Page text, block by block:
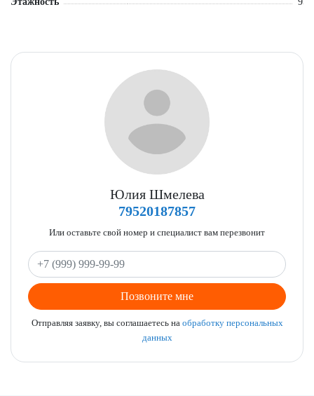
Юлия Шмелева
79520187857
Или оставьте свой номер и специалист вам перезвонит
Позвоните мне
Отправляя заявку, вы соглашаетесь на обработку персональных
данных